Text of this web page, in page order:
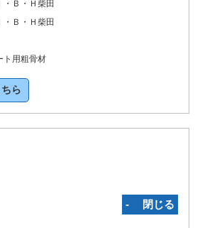
・Ｂ・Ｈ柴田
・Ｂ・Ｈ柴田
ト用粗骨材
ら
‐ 閉じる